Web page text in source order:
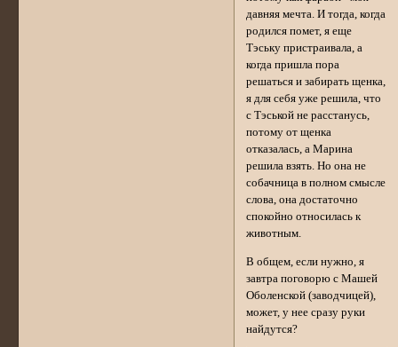
давняя мечта. И тогда, когда
родился помет, я еще
Тэську пристраивала, а
когда пришла пора
решаться и забирать щенка,
я для себя уже решила, что
с Тэськой не расстанусь,
потому от щенка
отказалась, а Марина
решила взять. Но она не
собачница в полном смысле
слова, она достаточно
спокойно относилась к
животным.
В общем, если нужно, я
завтра поговорю с Машей
Оболенской (заводчицей),
может, у нее сразу руки
найдутся?